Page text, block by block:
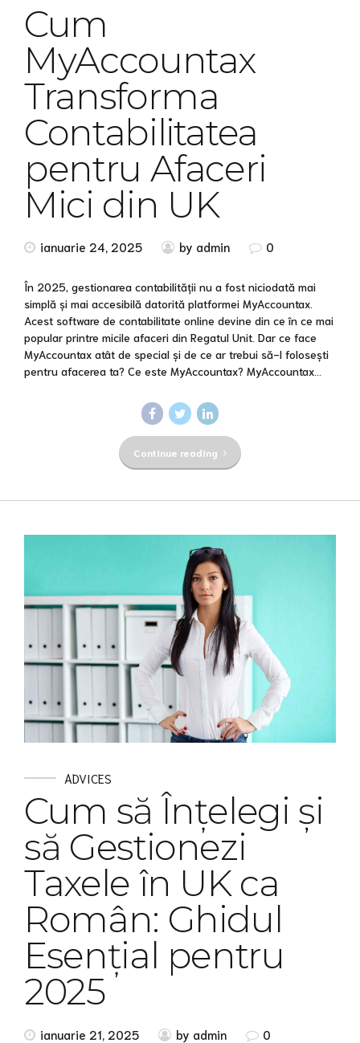
Cum
MyAccountax
Transforma
Contabilitatea
pentru Afaceri
Mici din UK
ianuarie 24, 2025 by admin 0
În 2025, gestionarea contabilității nu a fost niciodată mai
simplă și mai accesibilă datorită platformei MyAccountax.
Acest software de contabilitate online devine din ce în ce mai
popular printre micile afaceri din Regatul Unit. Dar ce face
MyAccountax atât de special și de ce ar trebui să-l folosești
pentru afacerea ta? Ce este MyAccountax? MyAccountax...
Continue reading
ADVICES
Cum să Înțelegi și
să Gestionezi
Taxele în UK ca
Român: Ghidul
Esențial pentru
2025
ianuarie 21, 2025 by admin 0